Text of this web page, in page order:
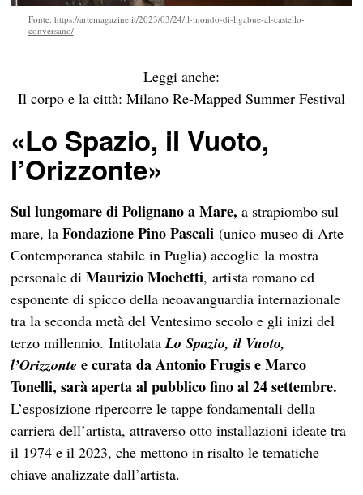
Fonte: https://artemagazine.it/2023/03/24/il-mondo-di-ligabue-al-castello-
conversano/
Leggi anche:
Il corpo e la città: Milano Re-Mapped Summer Festival
«Lo Spazio, il Vuoto,
l’Orizzonte»
Sul lungomare di Polignano a Mare, a strapiombo sul
mare, laFondazione Pino Pascali(unico museo di Arte
Contemporanea stabile in Puglia) accoglie la mostra
personale diMaurizio Mochetti, artista romano ed
esponente di spicco della neoavanguardia internazionale
tra la seconda metà del Ventesimo secolo e gli inizi del
terzo millennio. IntitolataLo Spazio, il Vuoto,
l’Orizzonte e curata da Antonio Frugis e Marco
Tonelli, sarà aperta al pubblico fino al 24 settembre.
L’esposizione ripercorre le tappe fondamentali della
carriera dell’artista, attraverso otto installazioni ideate tra
il 1974 e il 2023, che mettono in risalto le tematiche
chiave analizzate dall’artista.